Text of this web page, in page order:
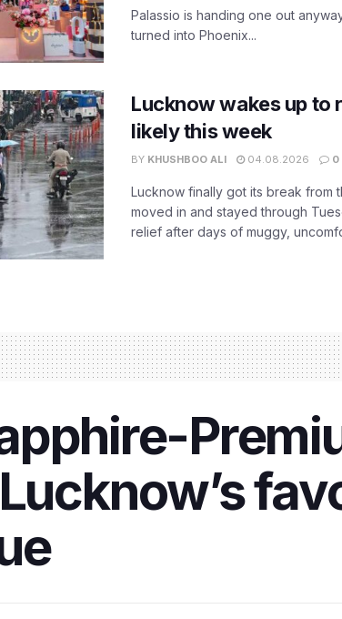
Palassio is handing one out
turned into Phoenix...
Lucknow wakes up to
likely this week
BY KHUSHBOO ALI 04.08.2026 0
Lucknow finally got its break from
moved in and stayed through
relief after days of muggy,